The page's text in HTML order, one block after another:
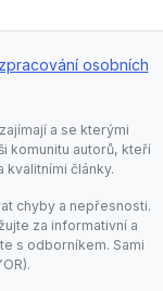
osobních
a se kterými
komunitu autorů, kteří
kvalitními články.
chyby a nepřesnosti.
za informativní a
s odborníkem. Sami